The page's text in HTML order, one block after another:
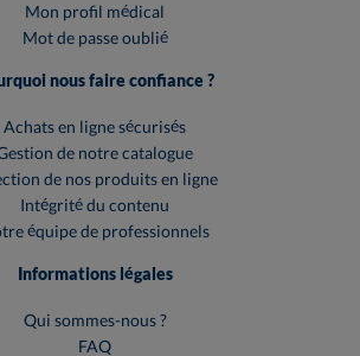
Mon profil médical
Mot de passe oublié
nous faire confiance ?
Achats en ligne sécurisés
de notre catalogue
de nos produits en ligne
Intégrité du contenu
équipe de professionnels
Informations légales
Qui sommes-nous ?
FAQ